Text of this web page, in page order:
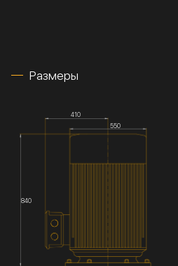
Размеры
410
550
840